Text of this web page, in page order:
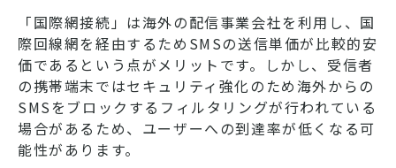
「国際網接続」は海外の配信事業会社を利用し、国
際回線網を経由するためSMSの送信単価が比較的安
価であるという点がメリットです。しかし、受信者
の携帯端末ではセキュリティ強化のため海外からの
SMSをブロックするフィルタリングが行われている
場合があるため、ユーザーへの到達率が低くなる可
能性があります。